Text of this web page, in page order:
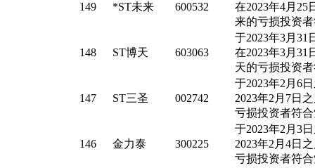
149 *ST未来 600532
在2023年4月25
来的亏损投资
148 ST博天 603063
于2023年3月31
在2023年3月31
天的亏损投资
147 ST三圣 002742
于2023年2月6
2023年2月7日
亏损投资者符
146 金力泰 300225
于2023年2月3
2023年2月4日
亏损投资者符